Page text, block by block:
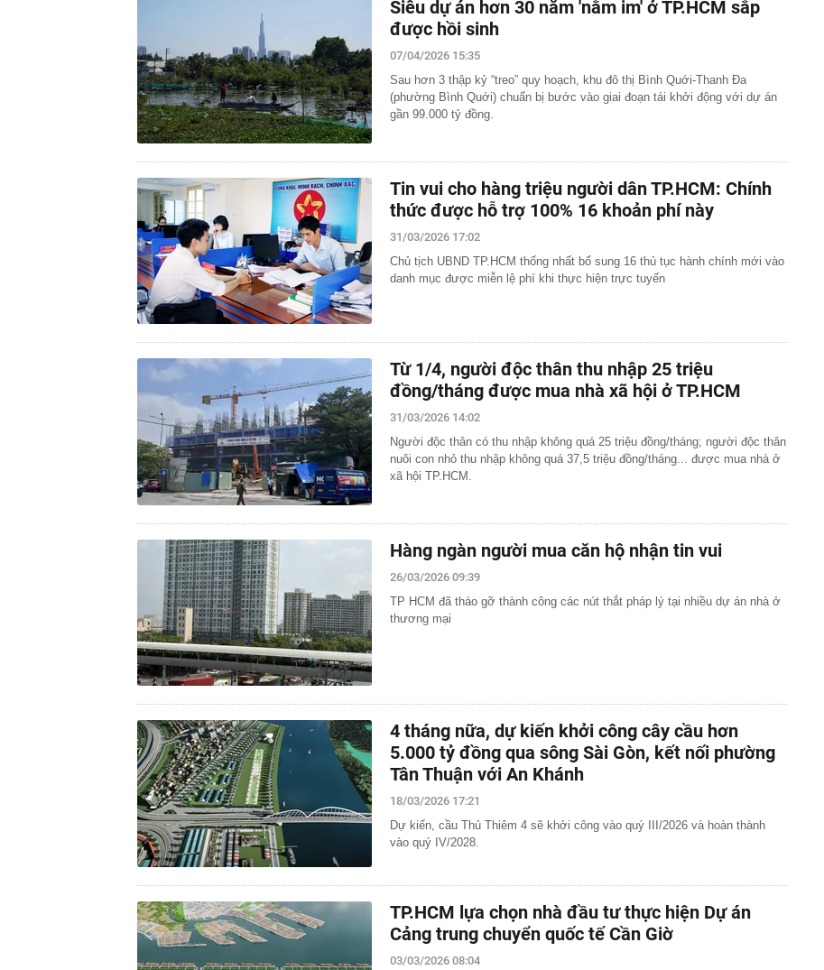
Siêu dự án hơn 30 năm 'nằm im' ở TP.HCM sắp
được hồi sinh
07/04/2026 15:35
Sau hơn 3 thập kỷ “treo” quy hoạch, khu đô thị Bình Quới-Thanh Đa
(phường Bình Quới) chuẩn bị bước vào giai đoạn tái khởi động với dự án
gần 99.000 tỷ đồng.
Tin vui cho hàng triệu người dân TP.HCM: Chính
thức được hỗ trợ 100% 16 khoản phí này
31/03/2026 17:02
Chủ tịch UBND TP.HCM thống nhất bổ sung 16 thủ tục hành chính mới vào
danh mục được miễn lệ phí khi thực hiện trực tuyến
Từ 1/4, người độc thân thu nhập 25 triệu
đồng/tháng được mua nhà xã hội ở TP.HCM
31/03/2026 14:02
Người độc thân có thu nhập không quá 25 triệu đồng/tháng; người độc thân
nuôi con nhỏ thu nhập không quá 37,5 triệu đồng/tháng... được mua nhà ở
xã hội TP.HCM.
Hàng ngàn người mua căn hộ nhận tin vui
26/03/2026 09:39
TP HCM đã tháo gỡ thành công các nút thắt pháp lý tại nhiều dự án nhà ở
thương mại
4 tháng nữa, dự kiến khởi công cây cầu hơn
5.000 tỷ đồng qua sông Sài Gòn, kết nối phường
Tân Thuận với An Khánh
18/03/2026 17:21
Dự kiến, cầu Thủ Thiêm 4 sẽ khởi công vào quý III/2026 và hoàn thành
vào quý IV/2028.
TP.HCM lựa chọn nhà đầu tư thực hiện Dự án
Cảng trung chuyển quốc tế Cần Giờ
03/03/2026 08:04